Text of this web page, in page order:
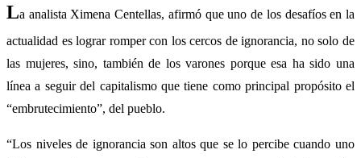
La analista Ximena Centellas, afirmó que uno de los desafíos en la
actualidad es lograr romper con los cercos de ignorancia, no solo de
las mujeres, sino, también de los varones porque esa ha sido una
línea a seguir del capitalismo que tiene como principal propósito el
“embrutecimiento”, del pueblo.
“Los niveles de ignorancia son altos que se lo percibe cuando uno